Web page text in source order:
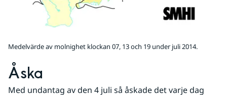
Medelvärde av molnighet klockan 07, 13 och 19 under juli 2014.
Åska
Med undantag av den 4 juli så åskade det varje dag